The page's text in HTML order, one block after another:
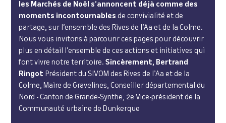
les Marchés de Noël s’annoncent déjà comme des
moments incontournables de convivialité et de
partage, sur l’ensemble des Rives de l’Aa et de la Colme.
Nous vous invitons à parcourir ces pages pour découvrir
plus en détail l’ensemble de ces actions et initiatives qui
font vivre notre territoire.Sincèrement, Bertrand
Ringot Président du SIVOM des Rives de l’Aa et de la
Colme, Maire de Gravelines, Conseiller départemental du
Nord - Canton de Grande-Synthe, 2e Vice-président de la
Communauté urbaine de Dunkerque